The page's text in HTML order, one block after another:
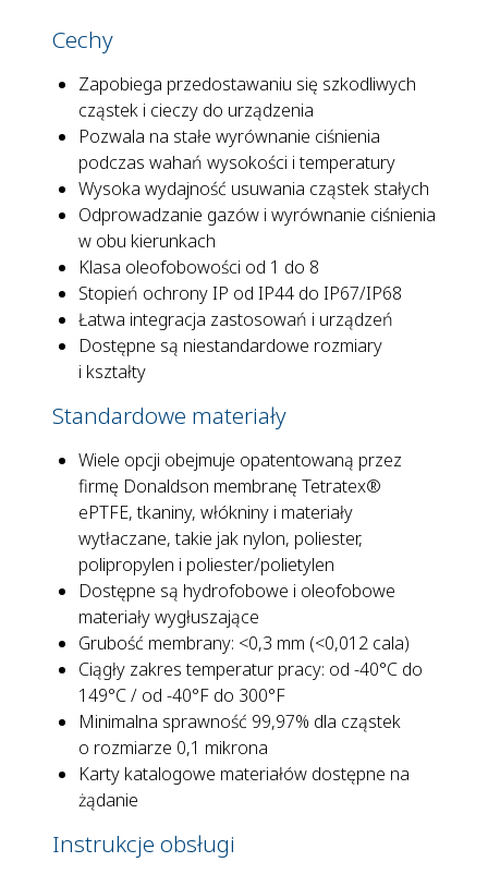
Cechy
Zapobiega przedostawaniu się szkodliwych
cząstek i cieczy do urządzenia
Pozwala na stałe wyrównanie ciśnienia
podczas wahań wysokości i temperatury
Wysoka wydajność usuwania cząstek stałych
Odprowadzanie gazów i wyrównanie ciśnienia
w obu kierunkach
Klasa oleofobowości od 1 do 8
Stopień ochrony IP od IP44 do IP67/IP68
Łatwa integracja zastosowań i urządzeń
Dostępne są niestandardowe rozmiary
i kształty
Standardowe materiały
Wiele opcji obejmuje opatentowaną przez
firmę Donaldson membranę Tetratex®
ePTFE, tkaniny, włókniny i materiały
wytłaczane, takie jak nylon, poliester,
polipropylen i poliester/polietylen
Dostępne są hydrofobowe i oleofobowe
materiały wygłuszające
Grubość membrany: <0,3 mm (<0,012 cala)
Ciągły zakres temperatur pracy: od -40°C do
149°C / od -40°F do 300°F
Minimalna sprawność 99,97% dla cząstek
o rozmiarze 0,1 mikrona
Karty katalogowe materiałów dostępne na
żądanie
Instrukcje obsługi